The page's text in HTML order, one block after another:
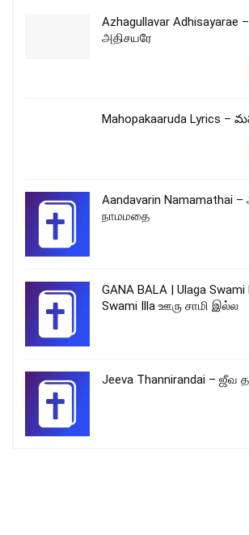
Azhagullavar
அதிசயரே
Mahopakaaruda Lyrics
Aandavarin Namamathai
நாமமதை
GANA BALA | Ulaga Swami
Swami Illa ஊரு சாமி இல்ல
Jeeva Thannirandai –